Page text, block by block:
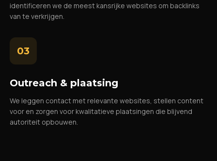
identificeren we de meest kansrijke websites om backlinks
van te verkrijgen.
03
Outreach & plaatsing
We leggen contact met relevante websites, stellen content
voor en zorgen voor kwalitatieve plaatsingen die blijvend
autoriteit opbouwen.